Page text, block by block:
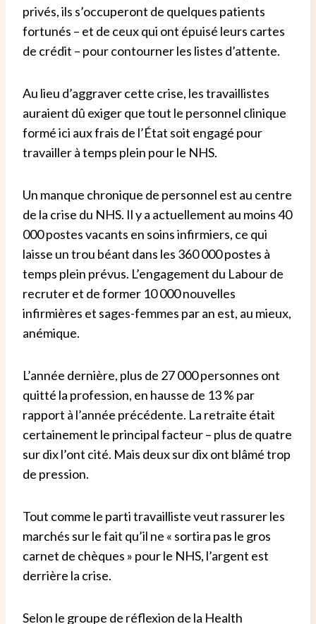
privés, ils s’occuperont de quelques patients
fortunés – et de ceux qui ont épuisé leurs cartes
de crédit – pour contourner les listes d’attente.
Au lieu d’aggraver cette crise, les travaillistes
auraient dû exiger que tout le personnel clinique
formé ici aux frais de l’État soit engagé pour
travailler à temps plein pour le NHS.
Un manque chronique de personnel est au centre
de la crise du NHS. Il y a actuellement au moins 40
000 postes vacants en soins infirmiers, ce qui
laisse un trou béant dans les 360 000 postes à
temps plein prévus. L’engagement du Labour de
recruter et de former 10 000 nouvelles
infirmières et sages-femmes par an est, au mieux,
anémique.
L’année dernière, plus de 27 000 personnes ont
quitté la profession, en hausse de 13 % par
rapport à l’année précédente. La retraite était
certainement le principal facteur – plus de quatre
sur dix l’ont cité. Mais deux sur dix ont blâmé trop
de pression.
Tout comme le parti travailliste veut rassurer les
marchés sur le fait qu’il ne « sortira pas le gros
carnet de chèques » pour le NHS, l’argent est
derrière la crise.
Selon le groupe de réflexion de la Health